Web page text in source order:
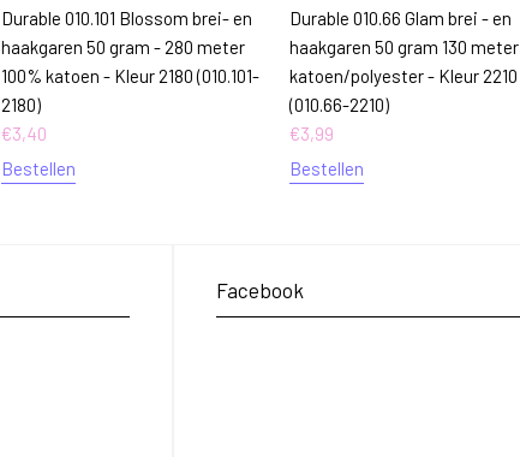
Durable 010.101 Blossom brei- en
haakgaren 50 gram - 280 meter
100% katoen - Kleur 2180 (010.101-
2180)
€3,40
Bestellen
Durable 010.66 Glam brei - en
haakgaren 50 gram 130 meter
katoen/polyester - Kleur 2210
(010.66-2210)
€3,99
Bestellen
Facebook